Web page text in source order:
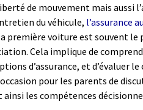
de mouvement mais aussi
du véhicule, l’assurance
première voiture est souvent
Cela implique de
d’assurance, et d’évaluer
pour les parents de
les compétences